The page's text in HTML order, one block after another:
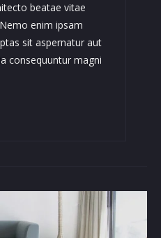
beatae vitae
enim ipsam
sit aspernatur aut
consequuntur magni